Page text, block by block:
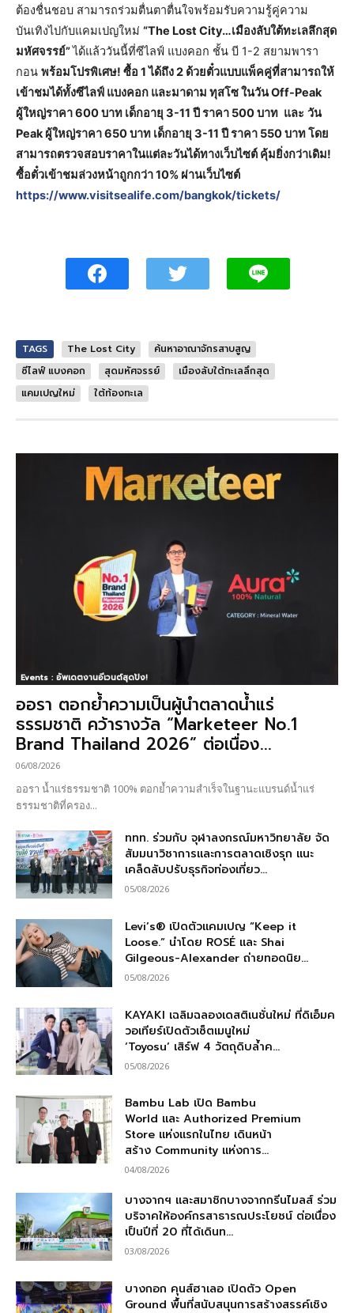
ต้องชื่นชอบ สามารถร่วมตื่นตาตื่นใจพร้อมรับความรู้คู่ความ
บันเทิงไปกับแคมเปญใหม่ “The Lost City…เมืองลับใต้ทะเลลึกสุด
มหัศจรรย์”ได้แล้ววันนี้ที่ซีไลฟ์ แบงคอก ชั้น บี 1-2 สยามพารา
กอน พร้อมโปรพิเศษ! ซื้อ 1 ได้ถึง 2 ด้วยตั๋วแบบแพ็คคู่ที่สามารถให้
เข้าชมได้ทั้งซีไลฟ์ แบงคอก และมาดาม ทุสโซ ในวัน Off-Peak
ผู้ใหญ่ราคา 600 บาท เด็กอายุ 3-11 ปี ราคา 500 บาท และ วัน
Peak ผู้ใหญ่ราคา 650 บาท เด็กอายุ 3-11 ปี ราคา 550 บาทโดย
สามารถตรวจสอบราคาในแต่ละวันได้ทางเว็บไซต์ คุ้มยิ่งกว่าเดิม!
ซื้อตั๋วเข้าชมล่วงหน้าถูกกว่า 10% ผ่านเว็บไซต์
https://www.visitsealife.com/bangkok/tickets/
TAGS The Lost City
ค้นหาอาณาจักรสาบสูญ
ซีไลฟ์ แบงคอก
สุดมหัศจรรย์
เมืองลับใต้ทะเลลึกสุด
แคมเปญใหม่
ใต้ท้องทะเล
Events : อัพเดตงานอีเวนต์สุดปัง!
ออรา ตอกย้ำความเป็นผู้นำตลาดน้ำแร่
ธรรมชาติ คว้ารางวัล “Marketeer No.1
Brand Thailand 2026” ต่อเนื่อง...
06/08/2026
ออรา น้ำแร่ธรรมชาติ 100% ตอกย้ำความสำเร็จในฐานะแบรนด์น้ำแร่
ธรรมชาติที่ครอง...
ททท. ร่วมกับ จุฬาลงกรณ์มหาวิทยาลัย จัด
สัมมนาวิชาการและการตลาดเชิงรุก แนะ
เคล็ดลับปรับธุรกิจท่องเที่ยว...
05/08/2026
Levi’s® เปิดตัวแคมเปญ “Keep it
Loose.” นำโดย ROSÉ และ Shai
Gilgeous-Alexander ถ่ายทอดนิย...
05/08/2026
KAYAKI เฉลิมฉลองเดสติเนชั่นใหม่ ที่ดิเอ็มค
วอเทียร์เปิดตัวเซ็ตเมนูใหม่
‘Toyosu’ เสิร์ฟ 4 วัตถุดิบล้ำค...
05/08/2026
Bambu Lab เปิด Bambu
World และ Authorized Premium
Store แห่งแรกในไทย เดินหน้า
สร้าง Community แห่งการ...
04/08/2026
บางจากฯ และสมาชิกบางจากกรีนไมลส์ ร่วม
บริจาคให้องค์กรสาธารณประโยชน์ ต่อเนื่อง
เป็นปีที่ 20 ที่ได้เดินท...
03/08/2026
บางกอก คุนส์ฮาเลอ เปิดตัว Open
Ground พื้นที่สนับสนุนการสร้างสรรค์เชิง